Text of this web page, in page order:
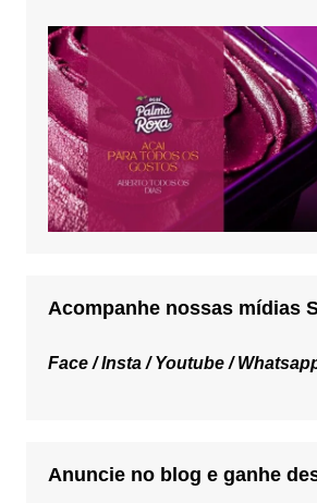
Acompanhe nossas mídias
Face /Insta /Youtube /
Anuncie no blog e ganhe